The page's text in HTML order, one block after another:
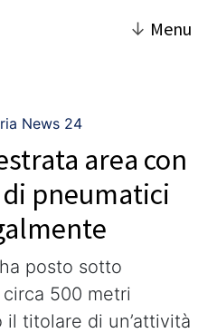
↓ Menu
News 24
area con
pneumatici
posto sotto
circa 500 metri
titolare di un’attività